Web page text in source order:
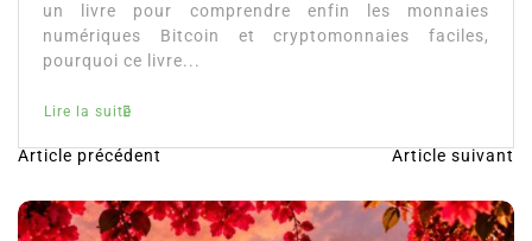
N
a
Article précédent Article suivant